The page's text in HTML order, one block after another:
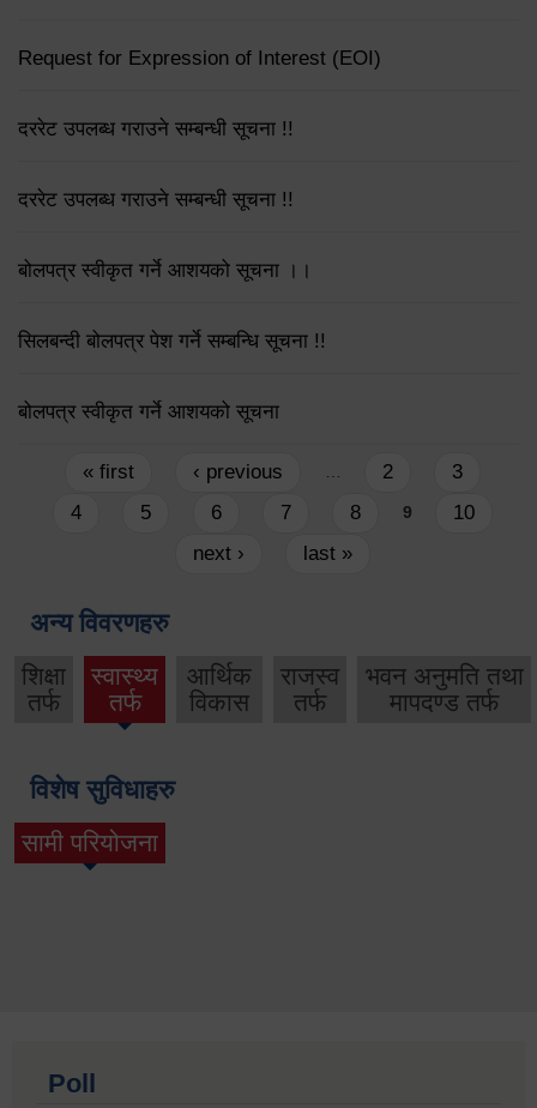
Request for Expression of Interest (EOI)
दररेट उपलब्ध गराउने सम्बन्धी सूचना !!
दररेट उपलब्ध गराउने सम्बन्धी सूचना !!
बोलपत्र स्वीकृत गर्ने आशयको सूचना ।।
सिलबन्दी बोलपत्र पेश गर्ने सम्बन्धि सूचना !!
बोलपत्र स्वीकृत गर्ने आशयको सूचना
Pages
« first ‹ previous … 2
3
4
5 6 7 8 9
10
next ›
last »
अन्य विवरणहरु
शिक्षा
तर्फ
स्वास्थ्य
तर्फ
आर्थिक
विकास
राजस्व
तर्फ
भवन अनुमति तथा
मापदण्ड तर्फ
विशेष सुविधाहरु
सामी परियोजना
(active tab)
Poll